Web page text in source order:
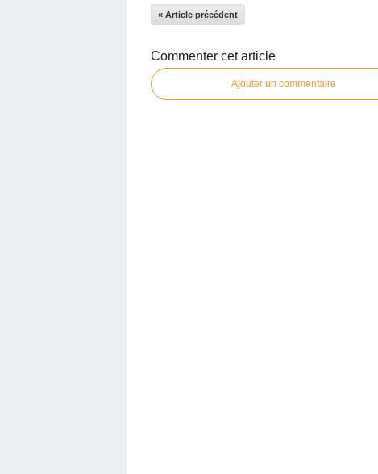
« Article précédent
Commenter cet article
Ajouter un commentaire